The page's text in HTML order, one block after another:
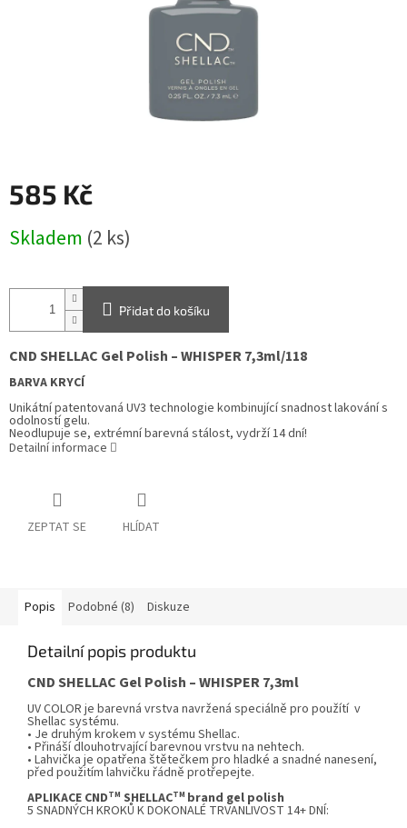
585 Kč
cena:
Skladem (2 ks)
Přidat do košíku
CNDSHELLAC Gel Polish – WHISPER 7,3ml/118
BARVA KRYCÍ
Unikátní patentovaná UV3 technologie kombinující snadnost lakování s
odolností gelu.
Neodlupuje se, extrémní barevná stálost, vydrží 14 dní!
Detailní informace
ZEPTAT SE HLÍDAT
Popis Podobné (8) Diskuze
Detailní popis produktu
CND SHELLAC Gel Polish – WHISPER 7,3ml
UV COLOR je barevná vrstva navržená speciálně pro použítí v
Shellac systému.
• Je druhým krokem v systému Shellac.
• Přináší dlouhotrvající barevnou vrstvu na nehtech.
• Lahvička je opatřena štětečkem pro hladké a snadné nanesení,
před použitím lahvičku řádně protřepejte.
APLIKACE CNDTM SHELLACTM brand gel polish
5 SNADNÝCH KROKŮ K DOKONALÉ TRVANLIVOST 14+ DNÍ: